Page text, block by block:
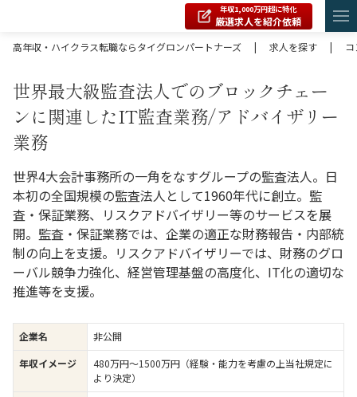
年収1,000万円超に特化
厳選求人を紹介依頼
高年収・ハイクラス転職ならタイグロンパートナーズ
| 求人を探す |
世界最大級監査法人でのブロックチェー
ンに関連したIT監査業務/アドバイザリー
業務
世界4大会計事務所の一角をなすグループの監査法人。日
本初の全国規模の監査法人として1960年代に創立。監
査・保証業務、リスクアドバイザリー等のサービスを展
開。監査・保証業務では、企業の適正な財務報告・内部統
制の向上を支援。リスクアドバイザリーでは、財務のグロ
ーバル競争力強化、経営管理基盤の高度化、IT化の適切な
推進等を支援。
企業名
非公開
年収イメージ
480万円〜1500万円（経験・能力を考慮の上当社規定に
より決定）